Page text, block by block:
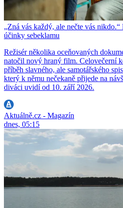
„Zná vás každý, ale nečte vás
účinky sebeklamu
Režisér několika oceňovaných
natočil nový hraný film. Celovečerní
příběh slavného, ale samotářského
který k němu nečekaně přijede na
diváci uvidí od 10. září 2026.
Aktuálně.cz - Magazín
dnes, 05:15